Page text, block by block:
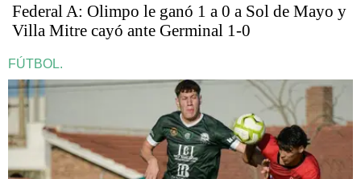
Federal A: Olimpo le ganó 1 a 0 a Sol de Mayo y
Villa Mitre cayó ante Germinal 1-0
FÚTBOL.